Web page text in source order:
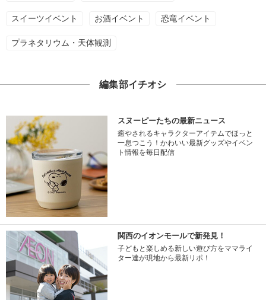
スイーツイベント お酒イベント 恐竜イベント
プラネタリウム・天体観測
編集部イチオシ
スヌーピーたちの最新ニュース
癒やされるキャラクターアイテムでほっと
一息つこう！かわいい最新グッズやイベン
ト情報を毎日配信
関西のイオンモールで新発見！
子どもと楽しめる新しい遊び方をママライ
ター達が現地から最新リポ！